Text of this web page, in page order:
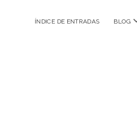
ÍNDICE DE ENTRADAS BLOG